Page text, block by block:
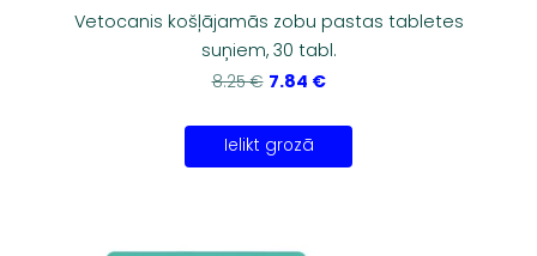
Vetocanis košļājamās zobu pastas tabletes
suņiem, 30 tabl.
8.25 € 7.84 €
Ielikt grozā